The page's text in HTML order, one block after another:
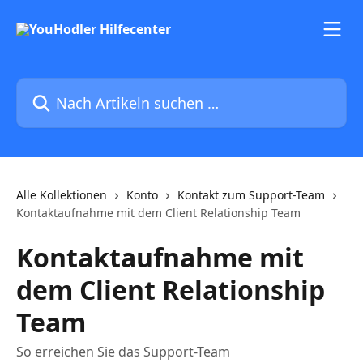
Nach Artikeln suchen …
Alle Kollektionen Konto
Kontakt zum Support-Team
Kontaktaufnahme mit dem Client Relationship Team
Kontaktaufnahme mit
dem Client Relationship
Team
So erreichen Sie das Support-Team